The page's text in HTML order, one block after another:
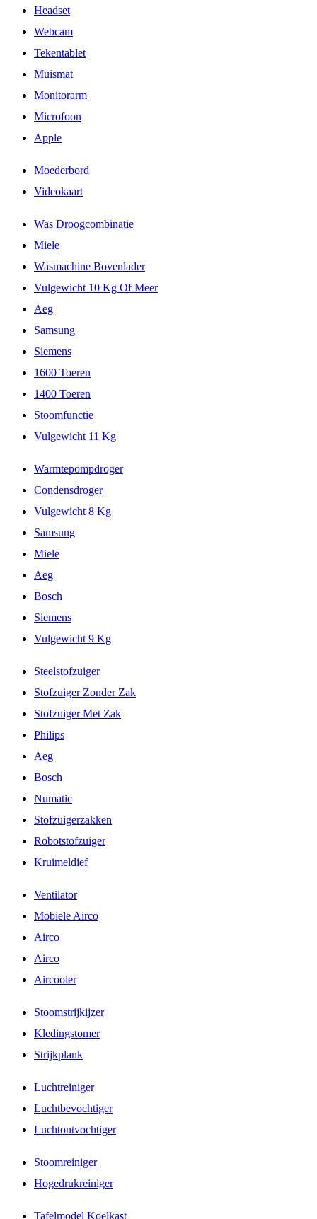
Headset
Webcam
Tekentablet
Muismat
Monitorarm
Microfoon
Apple
Moederbord
Videokaart
Was Droogcombinatie
Miele
Wasmachine Bovenlader
Vulgewicht 10 Kg Of Meer
Aeg
Samsung
Siemens
1600 Toeren
1400 Toeren
Stoomfunctie
Vulgewicht 11 Kg
Warmtepompdroger
Condensdroger
Vulgewicht 8 Kg
Samsung
Miele
Aeg
Bosch
Siemens
Vulgewicht 9 Kg
Steelstofzuiger
Stofzuiger Zonder Zak
Stofzuiger Met Zak
Philips
Aeg
Bosch
Numatic
Stofzuigerzakken
Robotstofzuiger
Kruimeldief
Ventilator
Mobiele Airco
Airco
Airco
Aircooler
Stoomstrijkijzer
Kledingstomer
Strijkplank
Luchtreiniger
Luchtbevochtiger
Luchtontvochtiger
Stoomreiniger
Hogedrukreiniger
Tafelmodel Koelkast